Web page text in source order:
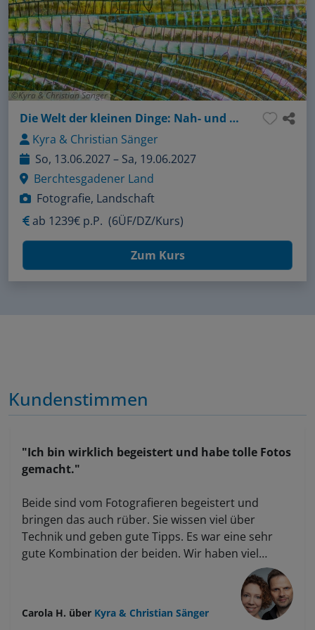
Kyra & Christian Sänger
Die Welt der kleinen Dinge: Nah- und Makrofotografie
Kyra & Christian Sänger
So, 13.06.2027 – Sa, 19.06.2027
Berchtesgadener Land
Fotografie, Landschaft
ab 1239€ p.P. (6ÜF/DZ/Kurs)
Zum Kurs
Kundenstimmen
"Ich bin wirklich begeistert und habe tolle Fotos
gemacht."
Beide sind vom Fotografieren begeistert und
bringen das auch rüber. Sie wissen viel über
Technik und geben gute Tipps. Es war eine sehr
gute Kombination der beiden. Wir haben viel
gelernt, der Kurs hatte eine sehr gute Struktur,
und jeder hat etwas mitgenommen. Wir waren
sowohl Anfänger als auch Fortgeschrittene, und sie
sind auf alle gut eingegangen. Ich bin wirklich
Carola H. über Kyra & Christian Sänger